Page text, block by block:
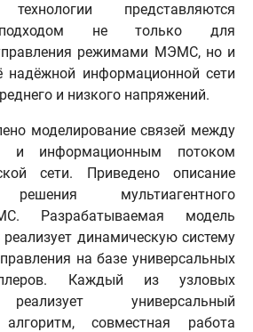
технологии представляются
не только для
режимами МЭМС, но и
надёжной информационной сети
и низкого напряжений.
моделирование связей между
и информационным потоком
сети. Приведено описание
решения мультиагентного
Разрабатываемая модель
динамическую систему
на базе универсальных
Каждый из узловых
универсальный
совместная работа